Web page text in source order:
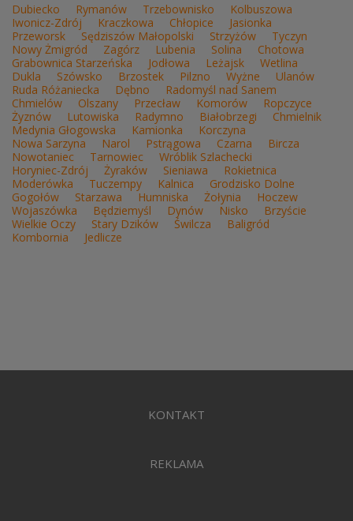
Dubiecko Rymanów Trzebownisko
Kolbuszowa
Iwonicz-Zdrój
Kraczkowa Chłopice
Jasionka
Przeworsk
Sędziszów Małopolski Strzyżów
Tyczyn
Nowy Żmigród
Zagórz Lubenia Solina
Chotowa
Grabownica Starzeńska
Jodłowa Leżajsk
Wetlina
Dukla
Szówsko Brzostek Pilzno Wyżne
Ulanów
Ruda Różaniecka
Dębno
Radomyśl nad Sanem
Chmielów
Olszany Przecław Komorów
Ropczyce
Żyznów
Lutowiska Radymno Białobrzegi
Chmielnik
Medynia Głogowska
Kamionka
Korczyna
Nowa Sarzyna
Narol Pstrągowa Czarna
Bircza
Nowotaniec
Tarnowiec
Wróblik Szlachecki
Horyniec-Zdrój
Żyraków Sieniawa
Rokietnica
Moderówka
Tuczempy Kalnica
Grodzisko Dolne
Gogołów
Starzawa Humniska Żołynia
Hoczew
Wojaszówka
Będziemyśl Dynów Nisko
Brzyście
Wielkie Oczy
Stary Dzików Świlcza
Baligród
Kombornia
Jedlicze
KONTAKT
REKLAMA